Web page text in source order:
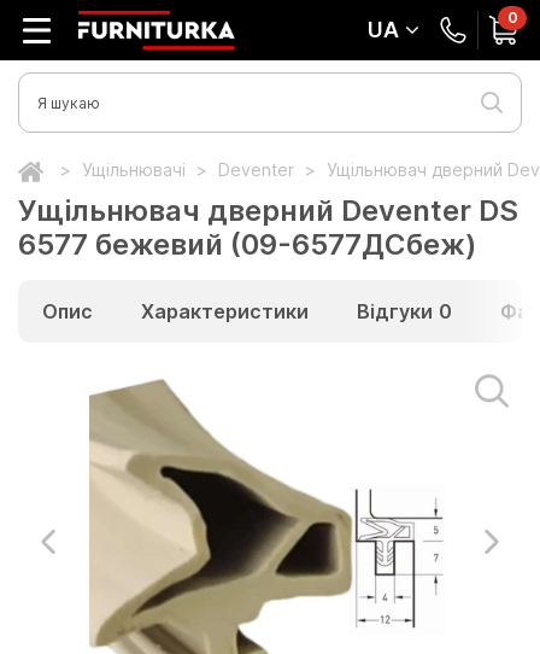
UA 0
Ущільнювачі Deventer Ущільнювач дверний
Ущільнювач дверний Deventer DS
6577 бежевий (09-6577ДСбеж)
Опис Характеристики Відгуки 0